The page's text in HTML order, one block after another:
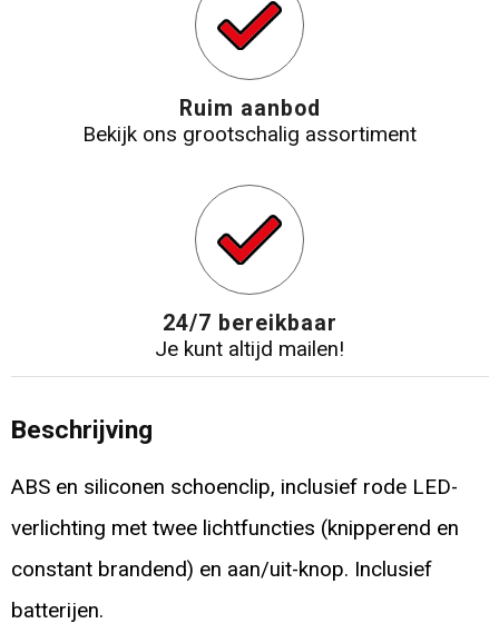
Ruim aanbod
Bekijk ons grootschalig assortiment
24/7 bereikbaar
Je kunt altijd mailen!
Beschrijving
ABS en siliconen schoenclip, inclusief rode LED-
verlichting met twee lichtfuncties (knipperend en
constant brandend) en aan/uit-knop. Inclusief
batterijen.